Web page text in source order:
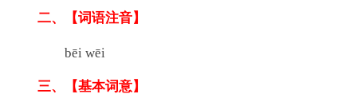
二、【词语注音】
bēi wēi
三、【基本词意】